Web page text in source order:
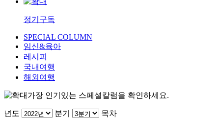
정기구독
SPECIAL COLUMN
임신&육아
레시피
국내여행
해외여행
가장 인기있는 스페셜칼럼을 확인하세요.
년도 분기 목차